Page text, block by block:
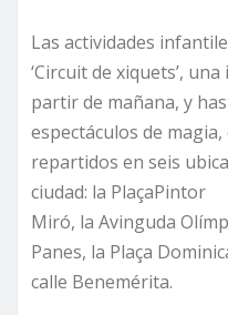
Las actividades
‘Circuit de xiquets’,
partir de mañana, y
espectáculos de
repartidos en seis
ciudad: la PlaçaPintor
Miró, la Avinguda
Panes, la Plaça
calle Benemérita.